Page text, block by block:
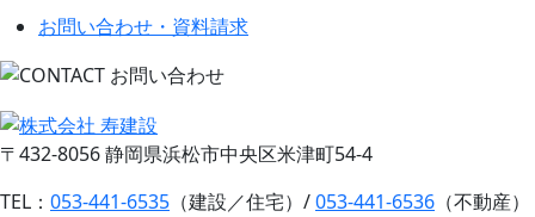
お問い合わせ・資料請求
〒432-8056 静岡県浜松市中央区米津町54-4
TEL： 053-441-6535 （建設／住宅）/053-441-6536 （不動産）